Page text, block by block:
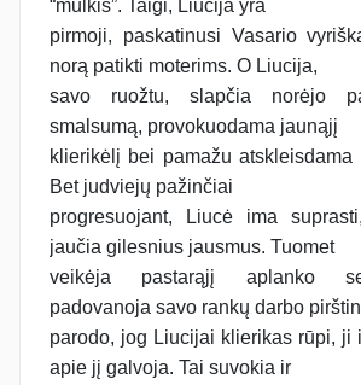
“mulkis”. Taigi, Liucija yra
pirmoji, paskatinusi Vasario
norą patikti moterims. O Liucija,
savo ruožtu, slapčia norėjo
smalsumą, provokuodama jaunąjį
klierikėlį bei pamažu atskleisdama
Bet judviejų pažinčiai
progresuojant, Liucė ima
jaučia gilesnius jausmus. Tuomet
veikėja pastarąjį aplanko
padovanoja savo rankų darbo
parodo, jog Liucijai klierikas rūpi, ji
apie jį galvoja. Tai suvokia ir